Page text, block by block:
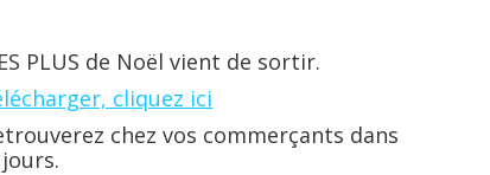
PLUS de Noël vient de sortir.
cliquez ici
chez vos commerçants dans